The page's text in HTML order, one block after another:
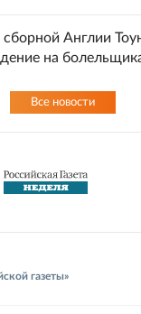
сборной Англии
на
Все новости
газеты»